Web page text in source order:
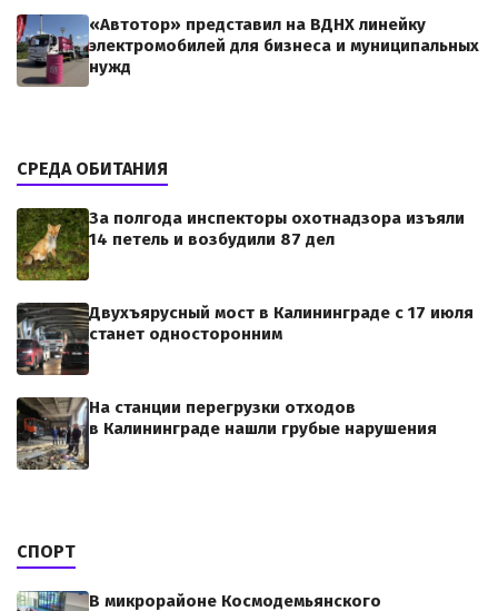
«Автотор» представил на ВДНХ линейку
электромобилей для бизнеса и муниципальных
нужд
СРЕДА ОБИТАНИЯ
За полгода инспекторы охотнадзора изъяли
14 петель и возбудили 87 дел
Двухъярусный мост в Калининграде с 17 июля
станет односторонним
На станции перегрузки отходов
в Калининграде нашли грубые нарушения
СПОРТ
В микрорайоне Космодемьянского